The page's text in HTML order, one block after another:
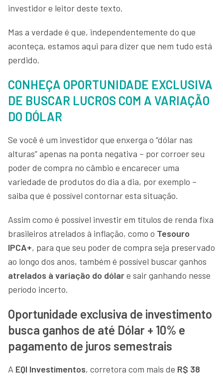
investidor e leitor deste texto.
Mas a verdade é que, independentemente do que
aconteça, estamos aqui para dizer que nem tudo está
perdido.
CONHEÇA OPORTUNIDADE EXCLUSIVA
DE BUSCAR LUCROS COM A VARIAÇÃO
DO DÓLAR
Se você é um investidor que enxerga o “dólar nas
alturas” apenas na ponta negativa – por corroer seu
poder de compra no câmbio e encarecer uma
variedade de produtos do dia a dia, por exemplo –
saiba que é possível contornar esta situação.
Assim como é possível investir em títulos de renda fixa
brasileiros atrelados à inflação, como o Tesouro
IPCA+, para que seu poder de compra seja preservado
ao longo dos anos, também é possível buscar ganhos
atrelados à variação do dólare sair ganhando nesse
período incerto.
Oportunidade exclusiva de investimento
busca ganhos de até Dólar + 10% e
pagamento de juros semestrais
A EQI Investimentos, corretora com mais de R$ 38